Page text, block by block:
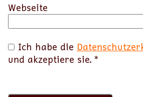
Webseite
Ich habe die
und akzeptiere sie. *